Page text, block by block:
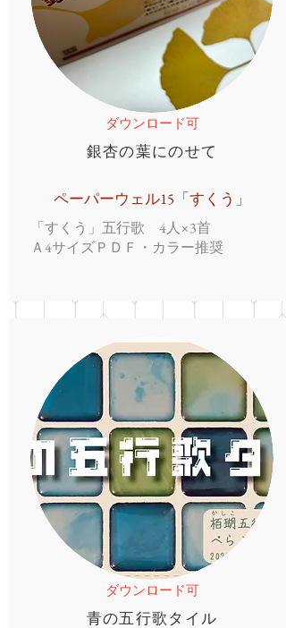
ダウンロード可
​銀杏の葉にのせて
ペーパーウェル15「すくう」
「すくう」五行歌 4人×3首
Ａ4サイズＰＤＦ・カラー推奨
ダウンロード可
青の五行歌タイル